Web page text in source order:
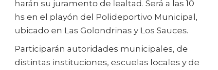
harán su juramento de lealtad. Será a las 10
hs en el playón del Polideportivo Municipal,
ubicado en Las Golondrinas y Los Sauces.
Participarán autoridades municipales, de
distintas instituciones, escuelas locales y de